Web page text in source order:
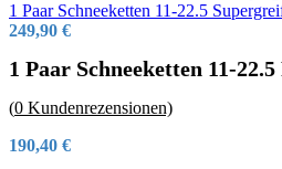
1 Paar Schneeketten 11-22.5
249,90 €
1 Paar Schneeketten 11-
(0 Kundenrezensionen)
190,40 €